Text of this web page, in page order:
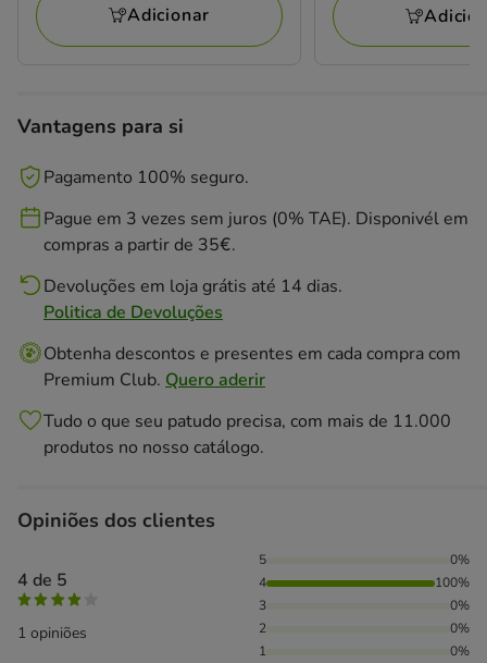
Adicionar
avaliações
Vantagens para si
Pagamento 100% seguro.
Pague em 3 vezes sem juros (0% TAE). Disponivél em
compras a partir de 35€.
Devoluções em loja grátis até 14 dias.
Politica de Devoluções
Obtenha descontos e presentes em cada compra com
Premium Club. Quero aderir
Tudo o que seu patudo precisa, com mais de 11.000
produtos no nosso catálogo.
Opiniões dos clientes
4 de 5
1 opiniões
100% das pessoas avaliaram com 4 estrelas,
5
0%
4
100%
3
0%
2
0%
1
0%